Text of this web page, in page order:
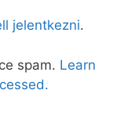
jelentkezni.
spam. Learn